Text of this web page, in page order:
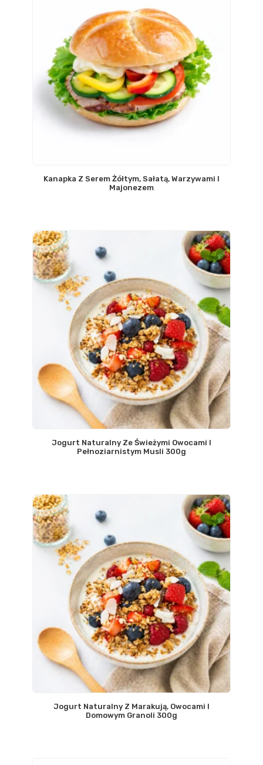
Kanapka Z Serem Żółtym, Sałatą, Warzywami I
Majonezem
Jogurt Naturalny Ze Świeżymi Owocami I
Pełnoziarnistym Musli 300g
Jogurt Naturalny Z Marakują, Owocami I
Domowym Granoli 300g